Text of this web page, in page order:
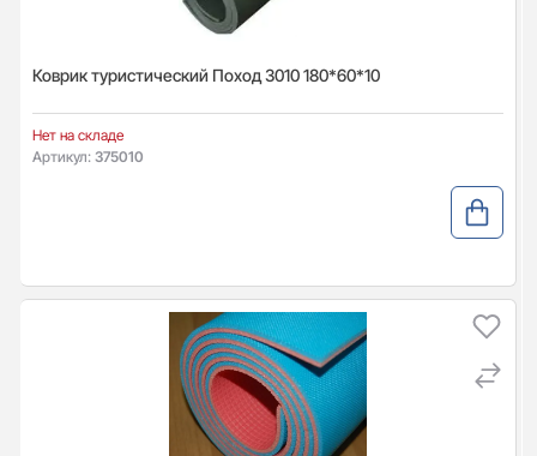
Коврик туристический Поход 3010 180*60*10
Нет на складе
Артикул: 375010